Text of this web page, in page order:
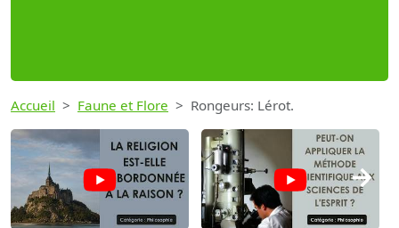
Accueil Faune et Flore Rongeurs: Lérot.
→